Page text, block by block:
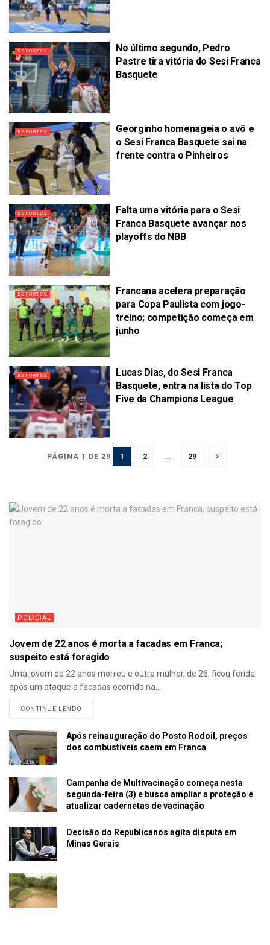
ESPORTES
No último segundo, Pedro
Pastre tira vitória do Sesi Franca
Basquete
ESPORTES
Georginho homenageia o avô e
o Sesi Franca Basquete sai na
frente contra o Pinheiros
ESPORTES
Falta uma vitória para o Sesi
Franca Basquete avançar nos
playoffs do NBB
ESPORTES
Francana acelera preparação
para Copa Paulista com jogo-
treino; competição começa em
junho
ESPORTES
Lucas Dias, do Sesi Franca
Basquete, entra na lista do Top
Five da Champions League
PÁGINA 1 DE 29 1 2 … 29
POLICIAL
Jovem de 22 anos é morta a facadas em Franca;
suspeito está foragido
Uma jovem de 22 anos morreu e outra mulher, de 26, ficou ferida
após um ataque a facadas ocorrido na...
CONTINUE LENDO
Após reinauguração do Posto Rodoil, preços
dos combustíveis caem em Franca
Campanha de Multivacinação começa nesta
segunda-feira (3) e busca ampliar a proteção e
atualizar cadernetas de vacinação
Decisão do Republicanos agita disputa em
Minas Gerais